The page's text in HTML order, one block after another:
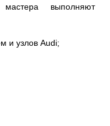
выполняют
и узлов Audi;